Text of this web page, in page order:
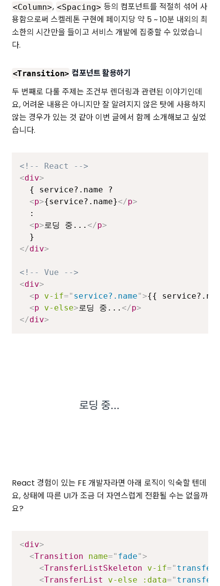
<Column>, <Spacing> 등의 컴포넌트를 적절히 섞어 사
용함으로써 스켈레톤 구현에 페이지당 약 5 ~ 10분 내외의 최
소한의 시간만을 들이고 서비스 개발에 집중할 수 있었습니
다.
<Transition> 컴포넌트 활용하기
두 번째로 다룰 주제는 조건부 렌더링과 관련된 이야기인데
요, 어려운 내용은 아니지만 잘 알려지지 않은 탓에 사용하지
않는 경우가 있는 것 같아 이번 글에서 함께 소개해보고 싶었
습니다.
<!-- React -->
<div>
  { service?.name ?
<p>{service?.name}</p>
  :
<p>로딩 중... </p>
</div>
<!-- Vue -->
<div>
<p v-if=" service?.name">{{
<p v-else>로딩 중... </p>
</div>
React 경험이 있는 FE 개발자라면 아래 로직이 익숙할 텐데
요, 상태에 따른 UI가 조금 더 자연스럽게 전환될 수는 없을까
요?
<div>
<Transition name=" fade">
<TransferListSkeleton v-if="
<TransferList v-else :data="